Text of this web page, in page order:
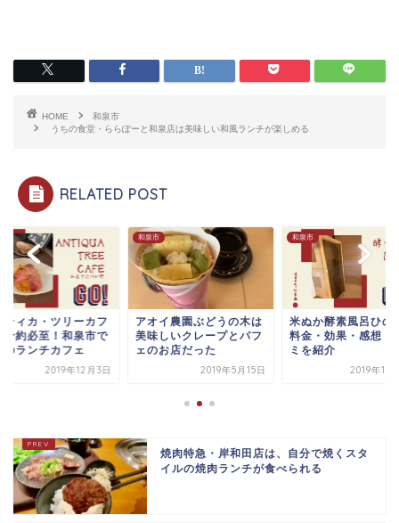
HOME
和泉市
うちの食堂・ららぽーと和泉店は美味しい和風ランチが楽しめる
RELATED POST
ティカ・ツリーカフ
予約必至！和泉市で
のランチカフェ
2019年12月3日
和泉市
アオイ農園ぶどうの木は
美味しいクレープとパフ
ェのお店だった
2019年5月15日
和泉市
米ぬか酵素風呂ひの
料金・効果・感想・
ミを紹介
2019年11
焼肉特急・岸和田店は、自分で焼くスタ
イルの焼肉ランチが食べられる